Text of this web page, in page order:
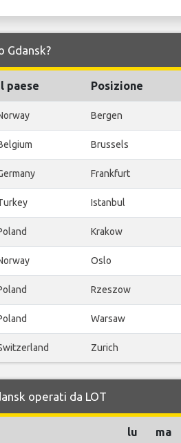
Gdansk?
paese Posizione
Bergen
Brussels
Frankfurt
Istanbul
Krakow
Oslo
Rzeszow
Warsaw
Zurich
operati da LOT
lu ma